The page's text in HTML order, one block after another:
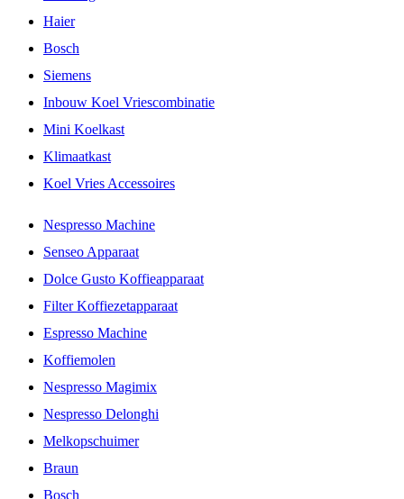
Haier
Bosch
Siemens
Inbouw Koel Vriescombinatie
Mini Koelkast
Klimaatkast
Koel Vries Accessoires
Nespresso Machine
Senseo Apparaat
Dolce Gusto Koffieapparaat
Filter Koffiezetapparaat
Espresso Machine
Koffiemolen
Nespresso Magimix
Nespresso Delonghi
Melkopschuimer
Braun
Bosch